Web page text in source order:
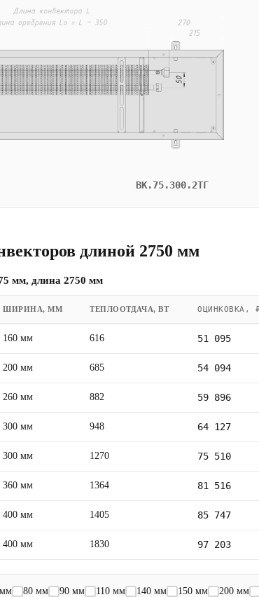
ВК.75.300.2ТГ
длиной 2750 мм
мм, длина 2750 мм
ШИРИНА, ММ ТЕПЛООТДАЧА, ВТ ОЦИНКОВКА, ₽
160 мм 616 51 095
200 мм 685 54 094
260 мм 882 59 896
300 мм 948 64 127
300 мм 1270 75 510
360 мм 1364 81 516
400 мм 1405 85 747
400 мм 1830 97 203
80 мм 90 мм 110 мм 140 мм 150 мм 200 мм